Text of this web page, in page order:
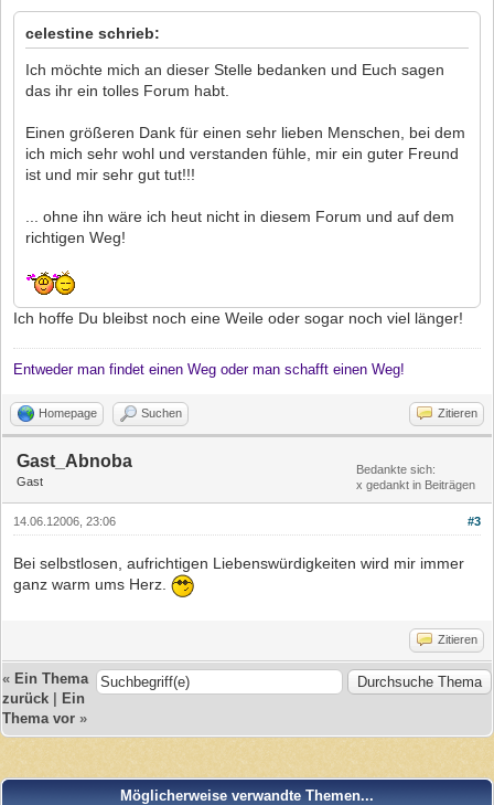
celestine schrieb:
Ich möchte mich an dieser Stelle bedanken und Euch sagen
das ihr ein tolles Forum habt.
Einen größeren Dank für einen sehr lieben Menschen, bei dem
ich mich sehr wohl und verstanden fühle, mir ein guter Freund
ist und mir sehr gut tut!!!
... ohne ihn wäre ich heut nicht in diesem Forum und auf dem
richtigen Weg!
Ich hoffe Du bleibst noch eine Weile oder sogar noch viel länger!
Entweder man findet einen Weg oder man schafft einen Weg!
Homepage Suchen Zitieren
Gast_Abnoba
Gast
Bedankte sich:
x gedankt in Beiträgen
#3
14.06.12006, 23:06
Bei selbstlosen, aufrichtigen Liebenswürdigkeiten wird mir immer
ganz warm ums Herz.
Zitieren
« Ein Thema
zurück
Ein
Thema vor »
Möglicherweise verwandte Themen...